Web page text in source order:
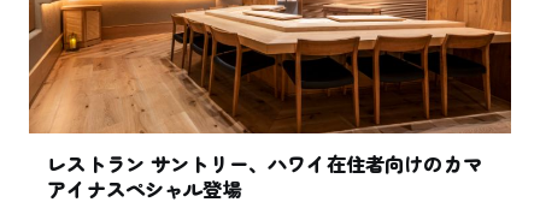
レストラン サントリー、ハワイ在住者向けのカマ
アイナスペシャル登場